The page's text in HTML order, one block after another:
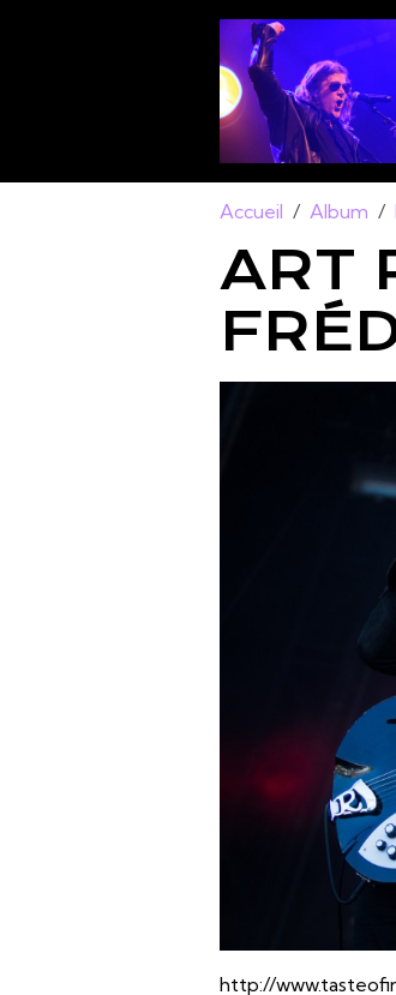
Accueil Album
ART
http://